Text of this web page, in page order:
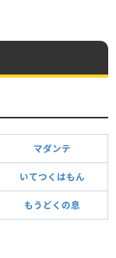
マダンテ
いてつくはもん
もうどくの息